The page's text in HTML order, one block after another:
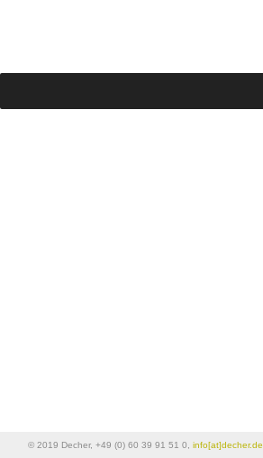
© 2019 Decher, +49 (0) 60 39 91 51 0,info[at]decher.de